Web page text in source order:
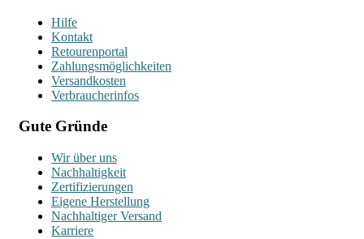
Hilfe
Kontakt
Retourenportal
Zahlungsmöglichkeiten
Versandkosten
Verbraucherinfos
Gute Gründe
Wir über uns
Nachhaltigkeit
Zertifizierungen
Eigene Herstellung
Nachhaltiger Versand
Karriere